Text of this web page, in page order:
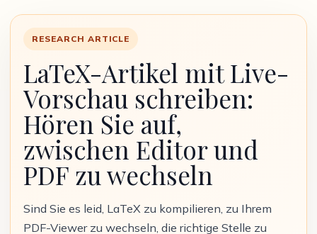
RESEARCH ARTICLE
LaTeX-Artikel mit Live-
Vorschau schreiben:
Hören Sie auf,
zwischen Editor und
PDF zu wechseln
Sind Sie es leid, LaTeX zu kompilieren, zu Ihrem
PDF-Viewer zu wechseln, die richtige Stelle zu